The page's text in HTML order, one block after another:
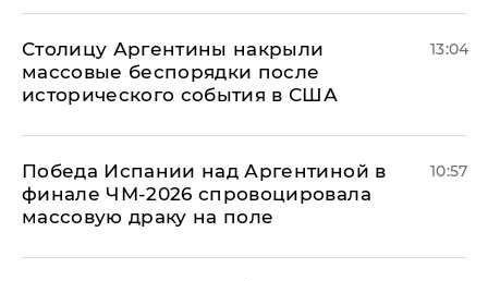
Столицу Аргентины накрыли
массовые беспорядки после
исторического события в США
13:04
Победа Испании над Аргентиной в
финале ЧМ-2026 спровоцировала
массовую драку на поле
10:57